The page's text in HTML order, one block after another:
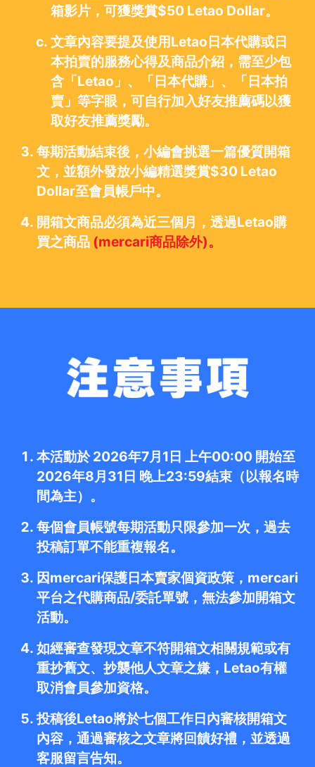
箱影片，可獲獎賞$50 Letao Dollar。
文章內容要提及使用Letao日本代購或日
本拍賣的服務心得及商品介紹，需至少包
含「Letao」、「日本代購」、「日本拍
賣」等字眼，可自行加入好友推薦碼以獲
取好友推薦獎勵。
每期活動結束後，小編會挑選一篇優質開箱
文，並額外發放小編精選獎賞$30 Letao
Dollar至會員帳戶中。
開箱文商品必須為近三個月，透過Letao購
買之商品 (mercari商品除外)。
本活動於 2026年7月1日 上午00:00 開始至
2026年8月31日 晚上23:59結束（以報名時
間為主）。
每個會員帳號每期活動只限參加一次，過去
投稿訂單不能重複報名。
因mercari保護日本賣家個資政策，mercari
平台之代購商品/委託單號，無法參加開箱文
活動。
如經審查發現文章不符開箱文相關規範或有
重抄舊文、抄襲他人文章之嫌，Letao有權
取消會員參加資格。
投稿後Letao將於七個工作日內審核開箱文
內容，通過審核之文章將回饋好禮，並透過
客服留言告知。